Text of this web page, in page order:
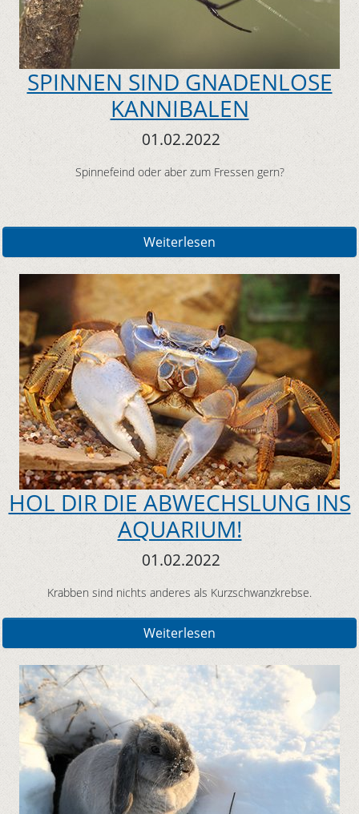
SPINNEN SIND GNADENLOSE
KANNIBALEN
01.02.2022
Spinnefeind oder aber zum Fressen gern?
Weiterlesen
HOL DIR DIE ABWECHSLUNG INS
AQUARIUM!
01.02.2022
Krabben sind nichts anderes als Kurzschwanzkrebse.
Weiterlesen